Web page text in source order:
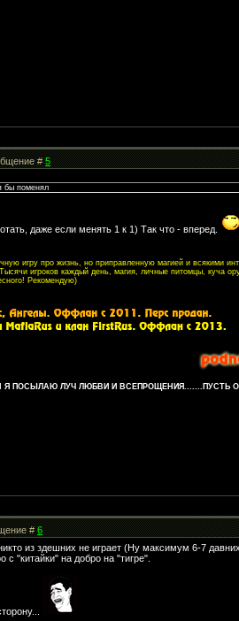
#5
бы поменял
даже если менять 1 к 1) Так что - вперед.
игру про жизнь, но приправленную магией и всякими
игроков каждый день, магия, личные питомцы, куча
Рекомендую)
ПОСЫЛАЮ ЛУЧ ЛЮБВИ И ВСЕПРОЩЕНИЯ.......ПУСТЬ
#6
из здешних не играет (Ну максимум 6-7
"китайки" на добро на "тигре".